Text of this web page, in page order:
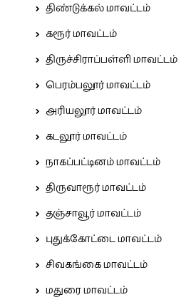
திண்டுக்கல் மாவட்டம்
கரூர் மாவட்டம்
திருச்சிராப்பள்ளி மாவட்டம்
பெரம்பலூர் மாவட்டம்
அரியலூர் மாவட்டம்
கடலூர் மாவட்டம்
நாகப்பட்டினம் மாவட்டம்
திருவாரூர் மாவட்டம்
தஞ்சாவூர் மாவட்டம்
புதுக்கோட்டை மாவட்டம்
சிவகங்கை மாவட்டம்
மதுரை மாவட்டம்